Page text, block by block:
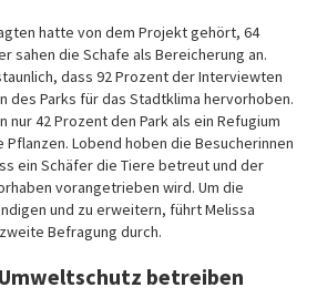
hatte von dem Projekt gehört, 64
sahen die Schafe als Bereicherung an.
dass 92 Prozent der Interviewten
des Parks für das Stadtklima hervorhoben.
42 Prozent den Park als ein Refugium
Lobend hoben die Besucherinnen
ein Schäfer die Tiere betreut und der
vorangetrieben wird. Um die
und zu erweitern, führt Melissa
Befragung durch.
betreiben